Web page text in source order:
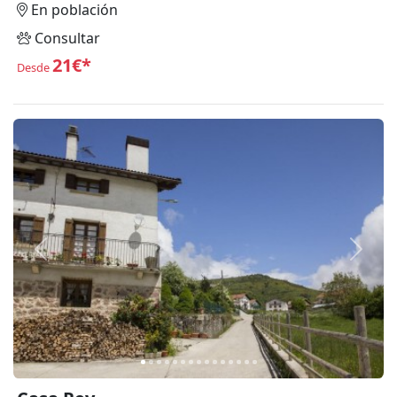
En población
Consultar
Desde21€*
Anterior